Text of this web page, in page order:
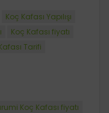
Koç Kafası Yapılışı
Koç Kafası fiyatı
Tarifi
Koç Kafası fiyatı